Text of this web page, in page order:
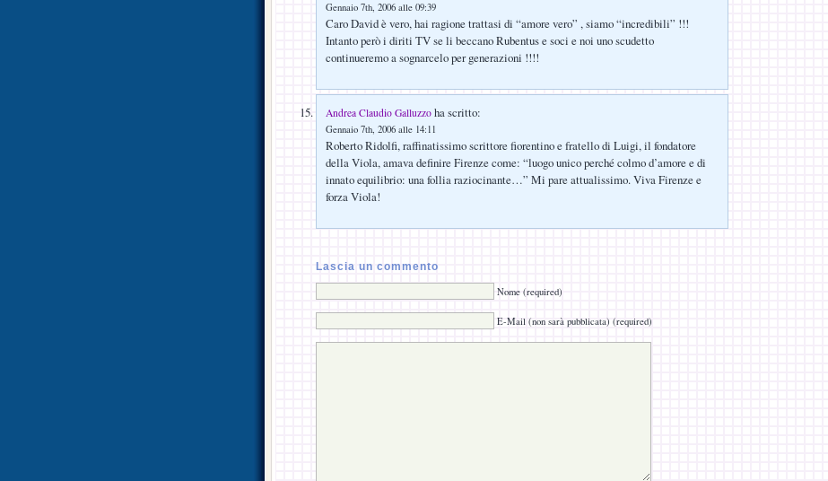
Gennaio 7th, 2006 alle 09:39
Caro David è vero, hai ragione trattasi di “amore vero” , siamo “incredibili” !!!
Intanto però i diriti TV se li beccano Rubentus e soci e noi uno scudetto
continueremo a sognarcelo per generazioni !!!!
Andrea Claudio Galluzzo ha scritto:
Gennaio 7th, 2006 alle 14:11
Roberto Ridolfi, raffinatissimo scrittore fiorentino e fratello di Luigi, il fondatore
della Viola, amava definire Firenze come: “luogo unico perché colmo d’amore e di
innato equilibrio: una follia raziocinante…” Mi pare attualissimo. Viva Firenze e
forza Viola!
Lascia un commento
Nome (required)
E-Mail (non sarà pubblicata) (required)